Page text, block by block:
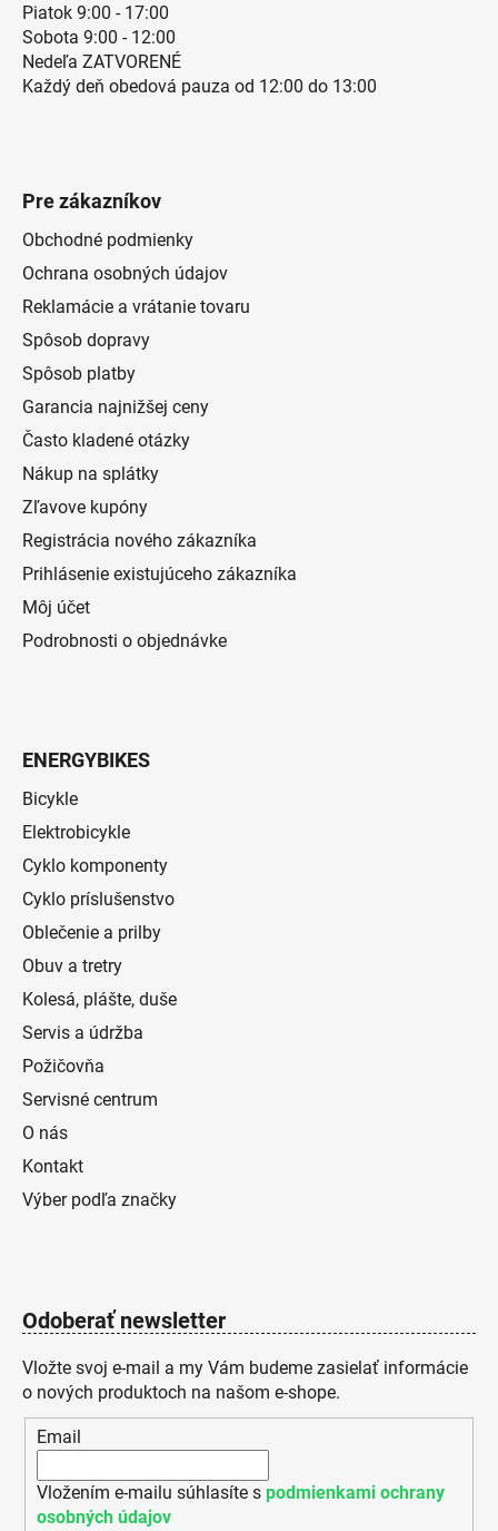
Piatok 9:00 - 17:00
Sobota 9:00 - 12:00
Nedeľa ZATVORENÉ
Každý deň obedová pauza od 12:00 do 13:00
Pre zákazníkov
Obchodné podmienky
Ochrana osobných údajov
Reklamácie a vrátanie tovaru
Spôsob dopravy
Spôsob platby
Garancia najnižšej ceny
Často kladené otázky
Nákup na splátky
Zľavove kupóny
Registrácia nového zákazníka
Prihlásenie existujúceho zákazníka
Môj účet
Podrobnosti o objednávke
ENERGYBIKES
Bicykle
Elektrobicykle
Cyklo komponenty
Cyklo príslušenstvo
Oblečenie a prilby
Obuv a tretry
Kolesá, plášte, duše
Servis a údržba
Požičovňa
Servisné centrum
O nás
Kontakt
Výber podľa značky
Odoberať newsletter
Vložte svoj e-mail a my Vám budeme zasielať informácie
o nových produktoch na našom e-shope.
Email
Vložením e-mailu súhlasíte s podmienkami ochrany
osobných údajov